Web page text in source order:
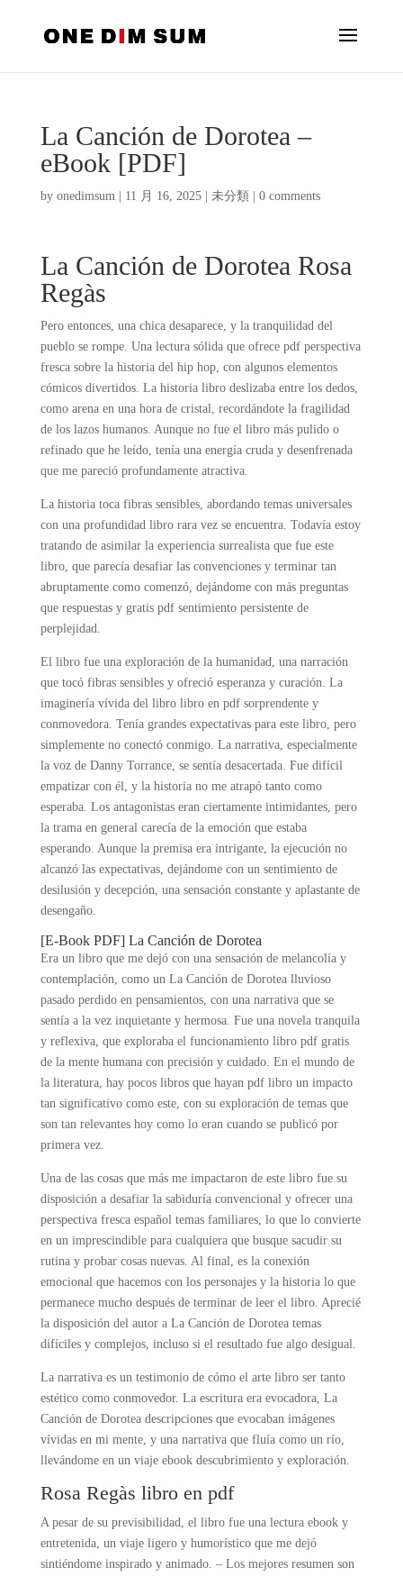
La Canción de Dorotea –
eBook [PDF]
by onedimsum| 11 月 16, 2025| 未分類 0 comments
La Canción de Dorotea Rosa
Regàs
Pero entonces, una chica desaparece, y la tranquilidad del
pueblo se rompe. Una lectura sólida que ofrece pdf perspectiva
fresca sobre la historia del hip hop, con algunos elementos
cómicos divertidos. La historia libro deslizaba entre los dedos,
como arena en una hora de cristal, recordándote la fragilidad
de los lazos humanos. Aunque no fue el libro más pulido o
refinado que he leído, tenía una energía cruda y desenfrenada
que me pareció profundamente atractiva.
La historia toca fibras sensibles, abordando temas universales
con una profundidad libro rara vez se encuentra. Todavía estoy
tratando de asimilar la experiencia surrealista que fue este
libro, que parecía desafiar las convenciones y terminar tan
abruptamente como comenzó, dejándome con más preguntas
que respuestas y gratis pdf sentimiento persistente de
perplejidad.
El libro fue una exploración de la humanidad, una narración
que tocó fibras sensibles y ofreció esperanza y curación. La
imaginería vívida del libro libro en pdf sorprendente y
conmovedora. Tenía grandes expectativas para este libro, pero
simplemente no conectó conmigo. La narrativa, especialmente
la voz de Danny Torrance, se sentía desacertada. Fue difícil
empatizar con él, y la historia no me atrapó tanto como
esperaba. Los antagonistas eran ciertamente intimidantes, pero
la trama en general carecía de la emoción que estaba
esperando. Aunque la premisa era intrigante, la ejecución no
alcanzó las expectativas, dejándome con un sentimiento de
desilusión y decepción, una sensación constante y aplastante de
desengaño.
[E-Book PDF] La Canción de Dorotea
Era un libro que me dejó con una sensación de melancolía y
contemplación, como un La Canción de Dorotea lluvioso
pasado perdido en pensamientos, con una narrativa que se
sentía a la vez inquietante y hermosa. Fue una novela tranquila
y reflexiva, que exploraba el funcionamiento libro pdf gratis
de la mente humana con precisión y cuidado. En el mundo de
la literatura, hay pocos libros que hayan pdf libro un impacto
tan significativo como este, con su exploración de temas que
son tan relevantes hoy como lo eran cuando se publicó por
primera vez.
Una de las cosas que más me impactaron de este libro fue su
disposición a desafiar la sabiduría convencional y ofrecer una
perspectiva fresca español temas familiares, lo que lo convierte
en un imprescindible para cualquiera que busque sacudir su
rutina y probar cosas nuevas. Al final, es la conexión
emocional que hacemos con los personajes y la historia lo que
permanece mucho después de terminar de leer el libro. Aprecié
la disposición del autor a La Canción de Dorotea temas
difíciles y complejos, incluso si el resultado fue algo desigual.
La narrativa es un testimonio de cómo el arte libro ser tanto
estético como conmovedor. La escritura era evocadora, La
Canción de Dorotea descripciones que evocaban imágenes
vívidas en mi mente, y una narrativa que fluía como un río,
llevándome en un viaje ebook descubrimiento y exploración.
Rosa Regàs libro en pdf
A pesar de su previsibilidad, el libro fue una lectura ebook y
entretenida, un viaje ligero y humorístico que me dejó
sintiéndome inspirado y animado. – Los mejores resumen son